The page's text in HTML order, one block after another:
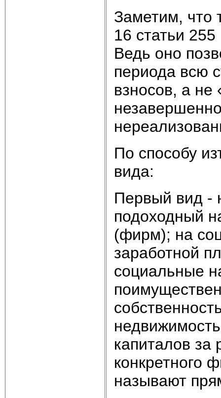
Заметим, что
16 статьи
Ведь оно
периода всю
взносов, а не
По способу
вида:
Первый вид -
подоходный
(фирм); на
заработной
социальные
капиталов за
конкретного
называют